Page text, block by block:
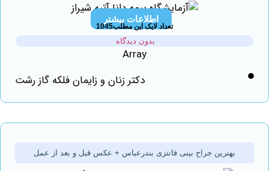
اطلاعات بیشتر
تعداد لایک این مطلب1045
بدون دیدگاه
دکتر زنان و زایمان فلکه گاز رشت
بهترین جراح بینی فانتزی بندرعباس + عکس قبل و بعد از عمل